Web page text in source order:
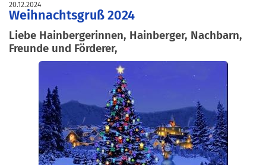
20.12.2024
Weihnachtsgruß 2024
Liebe Hainbergerinnen, Hainberger, Nachbarn,
Freunde und Förderer,